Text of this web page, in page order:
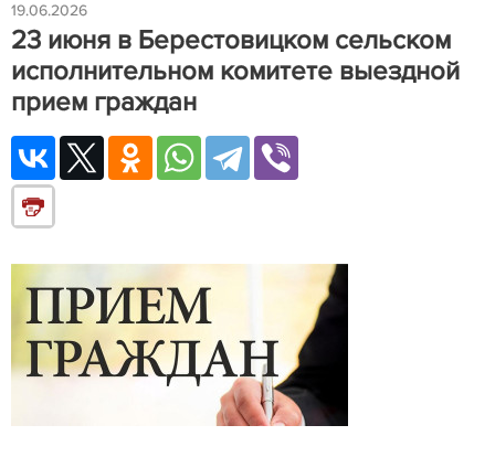
19.06.2026
23 июня в Берестовицком сельском
исполнительном комитете выездной
прием граждан